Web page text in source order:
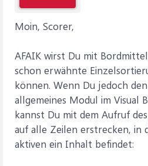
Moin, Scorer,
AFAIK wirst Du mit
schon erwähnte
können. Wenn Du jedoch
allgemeines Modul im Visual
kannst Du mit dem Aufruf
auf alle Zeilen erstrecken, in
aktiven ein Inhalt befindet: